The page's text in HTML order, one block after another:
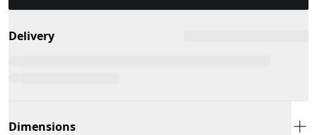
Delivery
Dimensions